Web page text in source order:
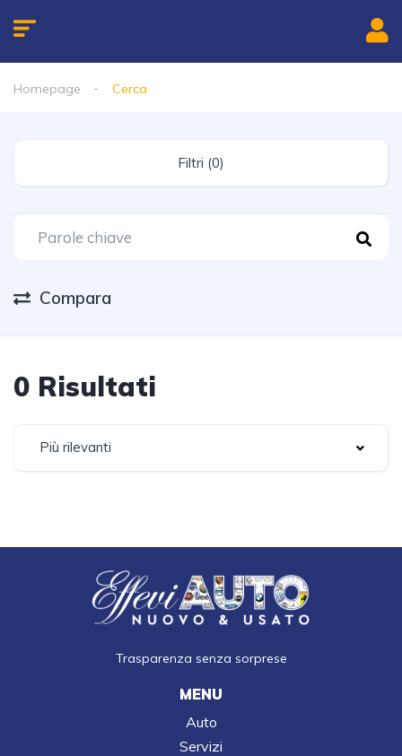
Homepage Cerca
Filtri (0)
Compara
0 Risultati
Più rilevanti
Trasparenza senza sorprese
MENU
Auto
Servizi